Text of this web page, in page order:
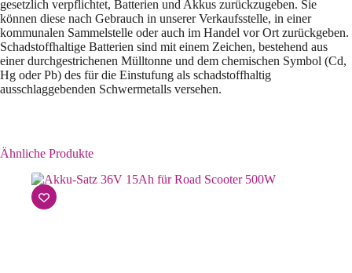
gesetzlich verpflichtet, Batterien und Akkus zurückzugeben. Sie
können diese nach Gebrauch in unserer Verkaufsstelle, in einer
kommunalen Sammelstelle oder auch im Handel vor Ort zurückgeben.
Schadstoffhaltige Batterien sind mit einem Zeichen, bestehend aus
einer durchgestrichenen Mülltonne und dem chemischen Symbol (Cd,
Hg oder Pb) des für die Einstufung als schadstoffhaltig
ausschlaggebenden Schwermetalls versehen.
Ähnliche Produkte